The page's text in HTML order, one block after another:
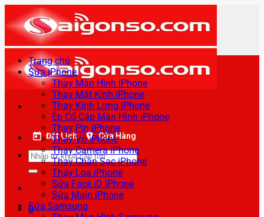
qua
nội
dung
Đặt Lịch Cửa Hàng
Tìm
kiếm:
0
Trang chủ
Sửa iPhone
Thay Màn Hình iPhone
Thay Mặt Kính iPhone
Thay Kính Lưng iPhone
Ép Cổ Cáp Màn Hình iPhone
Thay Pin iPhone
Thay Vỏ iPhone
Thay Camera iPhone
Thay Chân Sạc iPhone
Thay Loa iPhone
Sửa Face ID iPhone
Sửa Main iPhone
Sửa Samsung